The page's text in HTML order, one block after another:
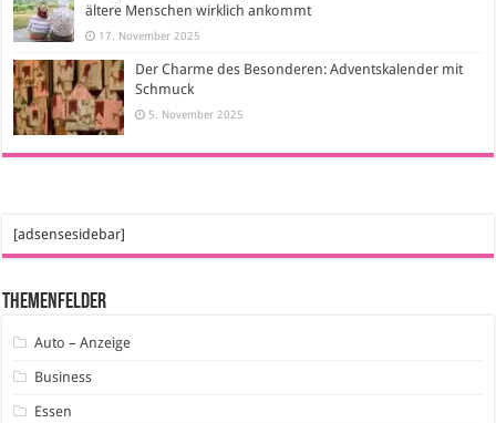
ältere Menschen wirklich ankommt
17. November 2025
Der Charme des Besonderen: Adventskalender mit
Schmuck
5. November 2025
[adsensesidebar]
Themenfelder
Auto – Anzeige
Business
Essen